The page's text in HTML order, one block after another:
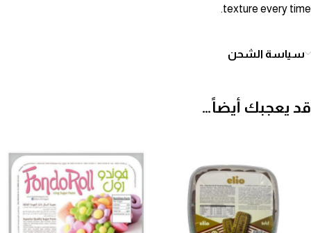
texture every time.
سياسة الشحن
قد يعجبك أيضاً…